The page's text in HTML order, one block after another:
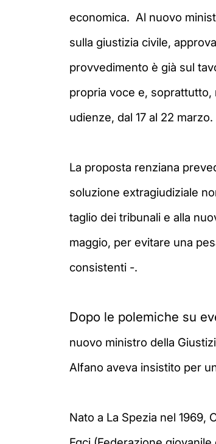
economica. Al nuovo
sulla giustizia civile,
provvedimento è già sul
propria voce e,
udienze, dal 17 al 22 marzo.
La proposta renziana
soluzione extragiudiziale
taglio dei tribunali e alla
maggio, per evitare una
consistenti -.
Dopo le polemiche su
nuovo ministro della
Alfano aveva insistito per
Nato a La Spezia nel 1969,